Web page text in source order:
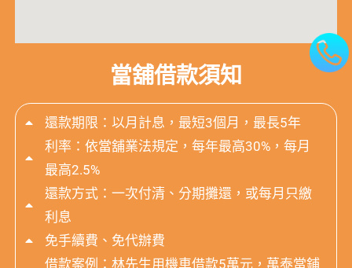
當舖借款須知
還款期限：以月計息，最短3個月，最長5年
利率：依當舖業法規定，每年最高30%，每月
最高2.5%
還款方式：一次付清、分期攤還，或每月只繳
利息
免手續費、免代辦費
借款案例：林先生用機車借款5萬元，萬泰當鋪